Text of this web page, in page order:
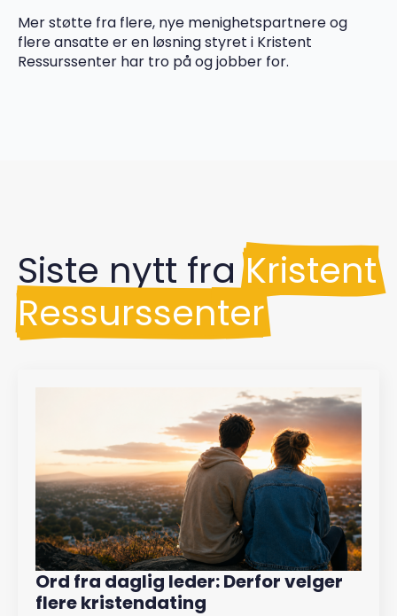
Mer støtte fra flere, nye menighetspartnere og
flere ansatte er en løsning styret i Kristent
Ressurssenter har tro på og jobber for.
Siste nytt fra Kristent
Ressurssenter
Ord fra daglig leder: Derfor velger
flere kristendating